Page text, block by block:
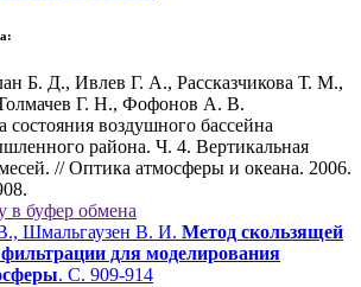
Б. Д., Ивлев Г. А., Рассказчикова Т. М.,
Г. Н., Фофонов А. В.
состояния воздушного бассейна
района. Ч. 4. Вертикальная
// Оптика атмосферы и океана. 2006.
в буфер обмена
Шмальгаузен В. И. Метод скользящей
для моделирования
. С. 909-914